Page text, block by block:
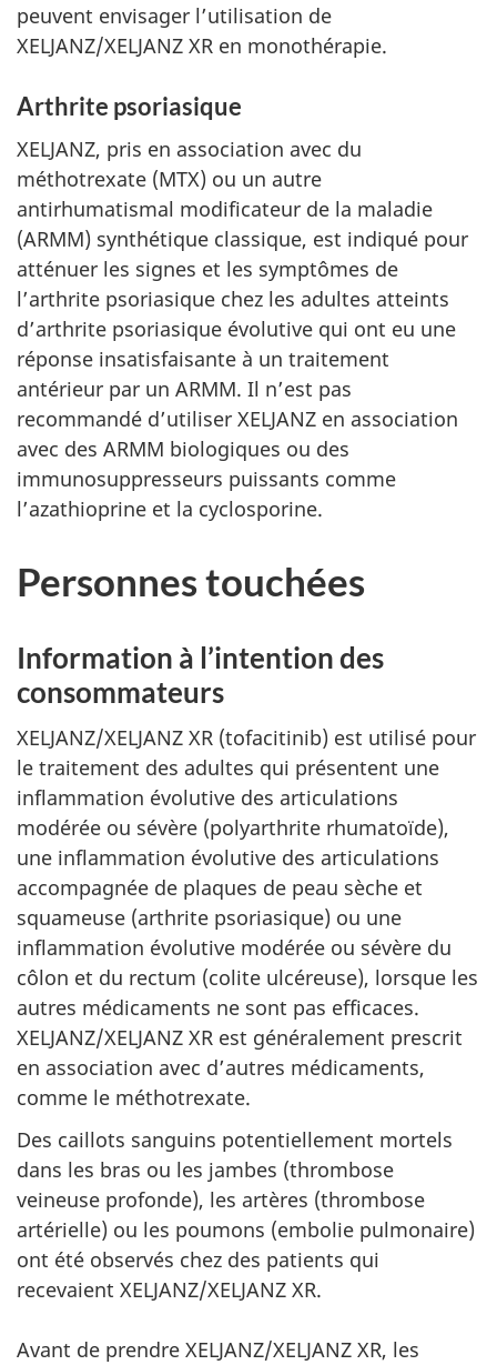
peuvent envisager l’utilisation de
XELJANZ/XELJANZ XR en monothérapie.
Arthrite psoriasique
XELJANZ, pris en association avec du
méthotrexate (MTX) ou un autre
antirhumatismal modificateur de la maladie
(ARMM) synthétique classique, est indiqué pour
atténuer les signes et les symptômes de
l’arthrite psoriasique chez les adultes atteints
d’arthrite psoriasique évolutive qui ont eu une
réponse insatisfaisante à un traitement
antérieur par un ARMM. Il n’est pas
recommandé d’utiliser XELJANZ en association
avec des ARMM biologiques ou des
immunosuppresseurs puissants comme
l’azathioprine et la cyclosporine.
Personnes touchées
Information à l’intention des
consommateurs
XELJANZ/XELJANZ XR (tofacitinib) est utilisé pour
le traitement des adultes qui présentent une
inflammation évolutive des articulations
modérée ou sévère (polyarthrite rhumatoïde),
une inflammation évolutive des articulations
accompagnée de plaques de peau sèche et
squameuse (arthrite psoriasique) ou une
inflammation évolutive modérée ou sévère du
côlon et du rectum (colite ulcéreuse), lorsque les
autres médicaments ne sont pas efficaces.
XELJANZ/XELJANZ XR est généralement prescrit
en association avec d’autres médicaments,
comme le méthotrexate.
Des caillots sanguins potentiellement mortels
dans les bras ou les jambes (thrombose
veineuse profonde), les artères (thrombose
artérielle) ou les poumons (embolie pulmonaire)
ont été observés chez des patients qui
recevaient XELJANZ/XELJANZ XR.
Avant de prendre XELJANZ/XELJANZ XR, les